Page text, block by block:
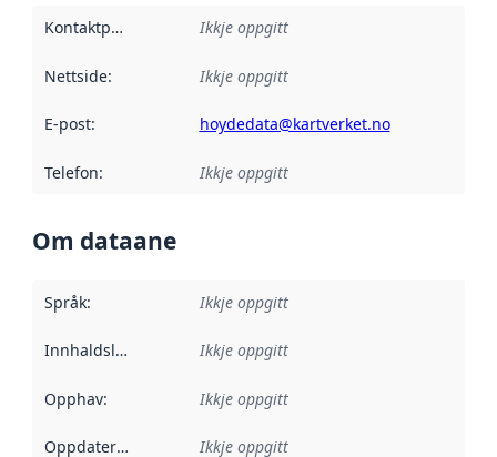
Kontaktpunkt Ikkje oppgitt
Nettside: Ikkje oppgitt
E-post: hoydedata@kartverket.no
Telefon: Ikkje oppgitt
Om dataane
Språk: Ikkje oppgitt
Innhaldsleverandørar :
Ikkje oppgitt
Opphav: Ikkje oppgitt
Oppdateringsfrekvens :
Ikkje oppgitt